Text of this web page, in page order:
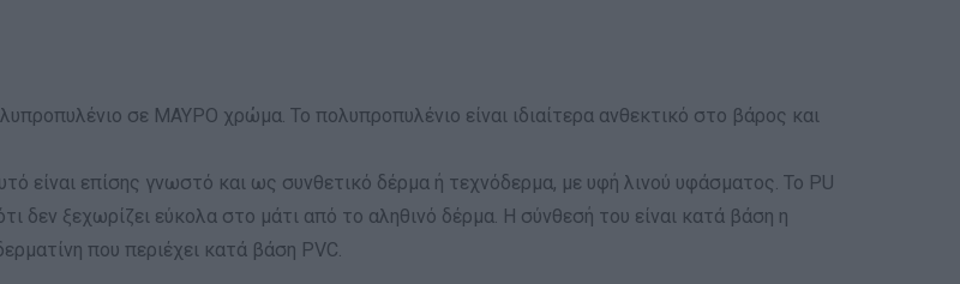
σε ΜΑΥΡΟ χρώμα. Το πολυπροπυλένιο είναι ιδιαίτερα ανθεκτικό στο βάρος και
είναι επίσης γνωστό και ως συνθετικό δέρμα ή τεχνόδερμα, με υφή λινού υφάσματος. Το PU
δεν ξεχωρίζει εύκολα στο μάτι από το αληθινό δέρμα. Η σύνθεσή του είναι κατά βάση η
που περιέχει κατά βάση PVC.